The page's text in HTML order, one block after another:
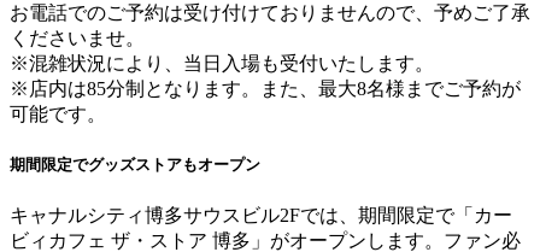
お電話でのご予約は受け付けておりませんので、予めご了承
くださいませ。
※混雑状況により、当日入場も受付いたします。
※店内は85分制となります。また、最大8名様までご予約が
可能です。
期間限定でグッズストアもオープン
キャナルシティ博多サウスビル2Fでは、期間限定で「カー
ビィカフェ ザ・ストア 博多」がオープンします。ファン必